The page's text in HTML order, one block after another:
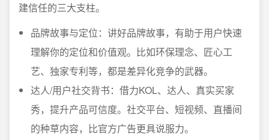
建信任的三大支柱。
品牌故事与定位：讲好品牌故事，有助于用户快速
理解你的定位和价值观。比如环保理念、匠心工
艺、独家专利等，都是差异化竞争的武器。
达人/用户社交背书：借力KOL、达人、真实买家
秀，提升产品可信度。社交平台、短视频、直播间
的种草内容，比官方广告更具说服力。